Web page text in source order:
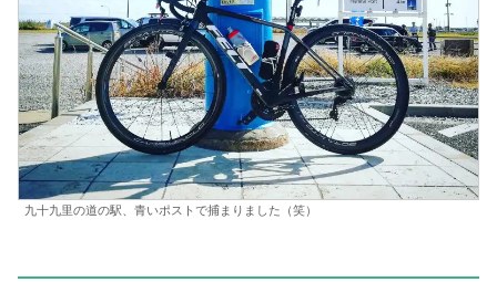
九十九里の道の駅、青いポストで捕まりました（笑）